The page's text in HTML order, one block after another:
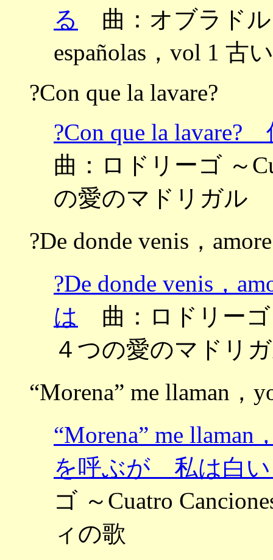
る
曲：オブラドル
españolas，vol 1
?Con que la lavare?
?Con que la
曲：ロドリーゴ ～
の愛のマドリガル
?De donde venis，
?De donde venis，
は 曲：ロドリーゴ
４つの愛のマドリ
“Morena” me llaman，
“Morena” me
を呼ぶが 私は白
ゴ ～Cuatro
ィの歌